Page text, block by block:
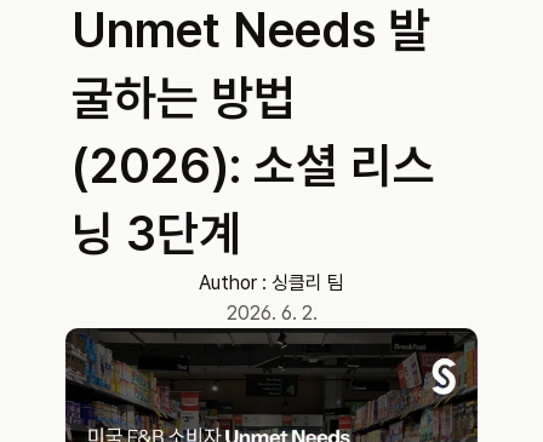
Unmet Needs 발
굴하는 방법
(2026): 소셜 리스
닝 3단계
Author : 싱클리 팀
2026. 6. 2.